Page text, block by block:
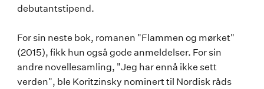
debutantstipend.
For sin neste bok, romanen "Flammen og mørket"
(2015), fikk hun også gode anmeldelser. For sin
andre novellesamling, "Jeg har ennå ikke sett
verden", ble Koritzinsky nominert til Nordisk råds